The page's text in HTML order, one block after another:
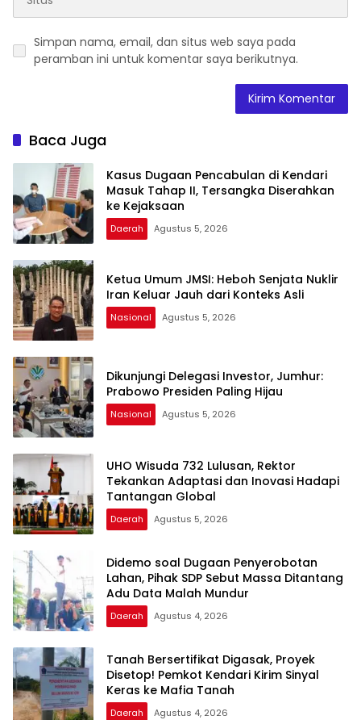
Simpan nama, email, dan situs web saya pada
peramban ini untuk komentar saya berikutnya.
Baca Juga
Kasus Dugaan Pencabulan di Kendari
Masuk Tahap II, Tersangka Diserahkan
ke Kejaksaan
Daerah Agustus 5, 2026
Ketua Umum JMSI: Heboh Senjata Nuklir
Iran Keluar Jauh dari Konteks Asli
Nasional Agustus 5, 2026
Dikunjungi Delegasi Investor, Jumhur:
Prabowo Presiden Paling Hijau
Nasional Agustus 5, 2026
UHO Wisuda 732 Lulusan, Rektor
Tekankan Adaptasi dan Inovasi Hadapi
Tantangan Global
Daerah Agustus 5, 2026
Didemo soal Dugaan Penyerobotan
Lahan, Pihak SDP Sebut Massa Ditantang
Adu Data Malah Mundur
Daerah Agustus 4, 2026
Tanah Bersertifikat Digasak, Proyek
Disetop! Pemkot Kendari Kirim Sinyal
Keras ke Mafia Tanah
Daerah Agustus 4, 2026